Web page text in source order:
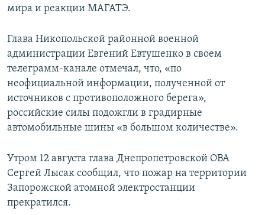
мира и реакции МАГАТЭ.
Глава Никопольской районной военной
администрации Евгений Евтушенко в своем
телеграмм-канале отмечал, что, «по
неофициальной информации, полученной от
источников с противоположного берега»,
российские силы подожгли в градирные
автомобильные шины «в большом количестве».
Утром 12 августа глава Днепропетровской ОВА
Сергей Лысак сообщил, что пожар на территории
Запорожской атомной электростанции
прекратился.